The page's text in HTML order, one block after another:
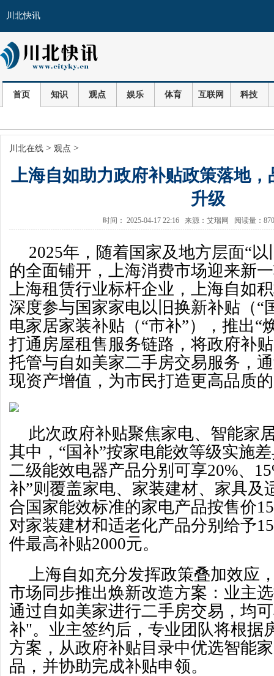
川北快讯
首页 知识 观点 娱乐 体育 互联网 科技
川北在线> 观点 >
上海自如助力政府补贴政策落地
升级
时间： 2025-04-17 22:16 来源：艾瑞网 阅读量：
2025年，随着国家及地方层面“
的全面铺开，上海消费市场迎来新
上海租赁行业标杆企业，上海自如
深度参与国家家电以旧换新补贴（“
电家居家装补贴（“市补”），推出“
打通房屋租售服务链路，将政府补
托管与自如美家二手房交易服务，
现资产增值，为市民打造更高品质
此次政府补贴聚焦家电、智能家
其中，“国补”按家电能效等级实施
二级能效电器产品分别可享20%、
补”则覆盖家电、家装建材、家具及
合国家能效标准的家电产品按售价
对家装建材和适老化产品分别给予
件最高补贴2000元。
上海自如充分发挥政策叠加效应
市场同步推出焕新改造方案：业主
通过自如美家进行二手房交易，均
补"。业主签约后，专业团队将根据
方案，从政府补贴目录中优选智能
品，并协助完成补贴申领。